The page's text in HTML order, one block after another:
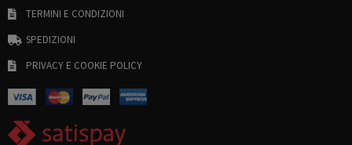
TERMINI E CONDIZIONI
SPEDIZIONI
PRIVACY E COOKIE POLICY